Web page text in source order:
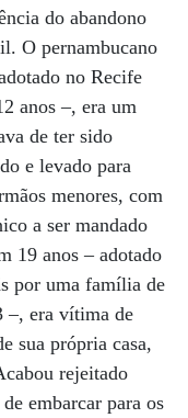
do abandono
O pernambucano
no Recife
anos –, era um
de ter sido
e levado para
menores, com
a ser mandado
19 anos – adotado
por uma família de
–, era vítima de
sua própria casa,
rejeitado
embarcar para os